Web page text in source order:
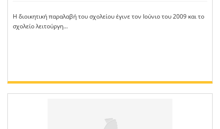
Η διοικητική παραλαβή του σχολείου έγινε τον Ιούνιο του 2009 και το
σχολείο λειτούργη...